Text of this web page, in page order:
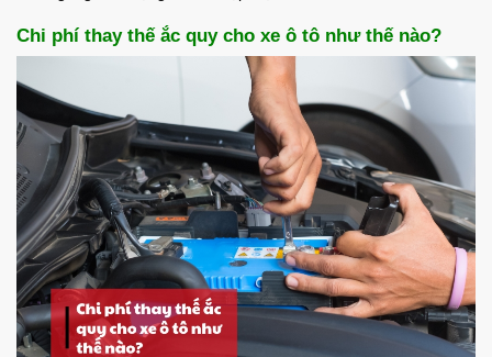
Chi phí thay thế ắc quy cho xe ô tô như thế nào?